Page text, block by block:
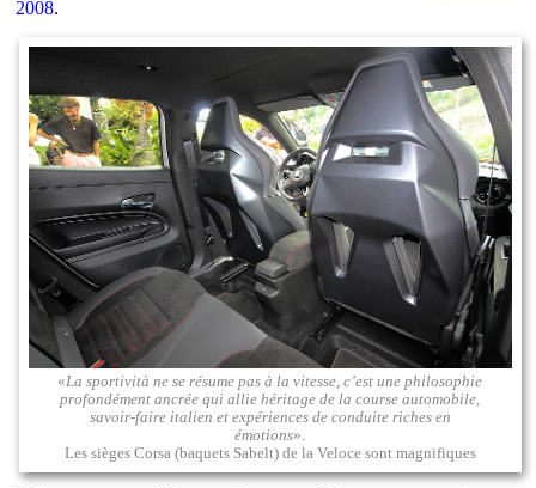
2008.
«La sportività ne se résume pas à la vitesse, c’est une philosophie
profondément ancrée qui allie héritage de la course automobile,
savoir-faire italien et expériences de conduite riches en
émotions».
Les sièges Corsa (baquets Sabelt) de la Veloce sont magnifiques